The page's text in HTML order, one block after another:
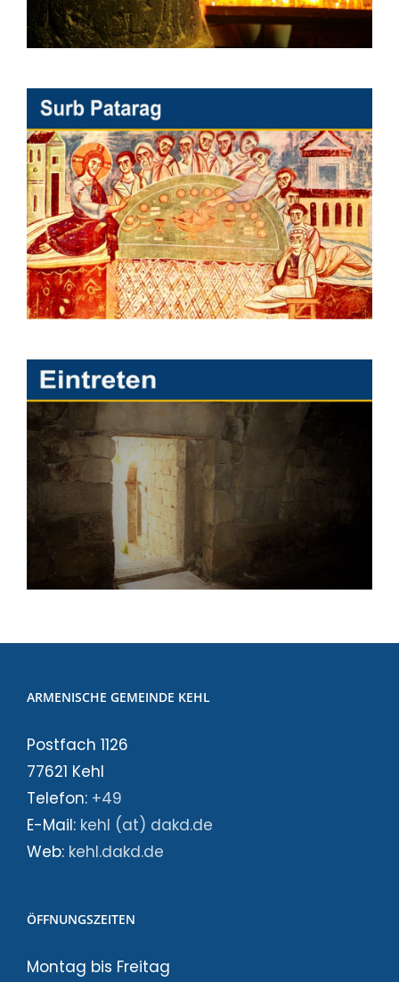
ARMENISCHE GEMEINDE KEHL
Postfach 1126
77621 Kehl
Telefon: +49
E-Mail: kehl (at) dakd.de
Web: kehl.dakd.de
ÖFFNUNGSZEITEN
Montag bis Freitag